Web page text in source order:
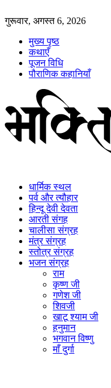
गुरूवार, अगस्त 6, 2026
मुख्य पृष्ठ
कथाएँ
पूजन विधि
पौराणिक कहानियाँ
धार्मिक स्थल
पर्व और त्यौहार
हिन्दू देवी देवता
आरती संगह
चालीसा संग्रह
मंत्र संग्रह
स्तोत्र संग्रह
भजन संग्रह
राम
कृष्ण जी
गणेश जी
शिवजी
खाटू श्याम जी
हनुमान
भगवान विष्णु
माँ दुर्गा